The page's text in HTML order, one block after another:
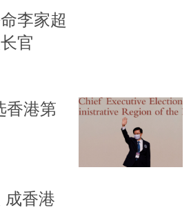
李家超
官
香港第
成香港